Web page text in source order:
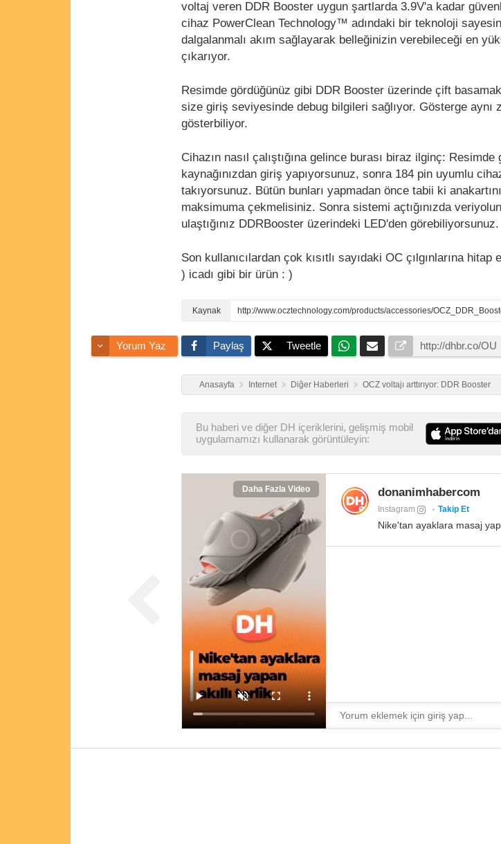
voltaj veren DDR Booster uygun şartlarda 3.9V'a kadar
cihaz PowerClean Technology™ adındaki bir teknoloji
dalgalanmalı akım sağlayarak belleğinizin verebileceği en
çıkarıyor.
Resimde gördüğünüz gibi DDR Booster üzerinde çift
size giriş seviyesinde debug bilgileri sağlıyor. Gösterge aynı
gösterbiliyor.
Cihazın nasıl çalıştığına gelince burası biraz ilginç:
kaynağınızdan giriş yapıyorsunuz, sonra 184 pin uyumlu
takıyorsunuz. Bütün bunları yapmadan önce tabii ki
maksimuma çekmelisiniz. Sonra sistemi açtığınızda
ulaştığınız DDRBooster üzerindeki LED'den görebiliyorsunuz.
Son kullanıcılardan çok kısıtlı sayıdaki OC çılgınlarına
) icadı gibi bir ürün : )
http://www.ocztechnology.com/products/accessories/
Yorum Yaz Paylaş Tweetle
Anasayfa Internet Diğer Haberleri OCZ voltajı arttırıyor: DDR Booster
Bu haberi ve diğer DH içeriklerini, gelişmiş mobil
uygulamamızı kullanarak görüntüleyin:
Daha Fazla Video donanimhabercom
Instagram Takip Et
Nike'tan ayaklara masaj